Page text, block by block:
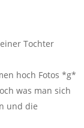
Tochter
hoch Fotos *g*
was man sich
und die